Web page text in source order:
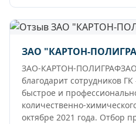
ЗАО "КАРТОН-
ЗАО-КАРТОН-
благодарит сотрудников
быстрое и
количественно-
октябре 2021 года. Отбор